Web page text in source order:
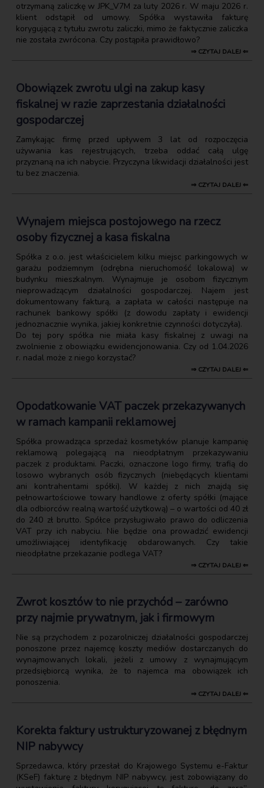
otrzymaną zaliczkę w JPK_V7M za luty 2026 r. W maju 2026 r.
klient odstąpił od umowy. Spółka wystawiła fakturę
korygującą z tytułu zwrotu zaliczki, mimo że faktycznie zaliczka
nie została zwrócona. Czy postąpiła prawidłowo?
⇒ CZYTAJ DALEJ ⇐
Obowiązek zwrotu ulgi na zakup kasy
fiskalnej w razie zaprzestania działalności
gospodarczej
Zamykając firmę przed upływem 3 lat od rozpoczęcia
używania kas rejestrujących, trzeba oddać całą ulgę
przyznaną na ich nabycie. Przyczyna likwidacji działalności jest
tu bez znaczenia.
⇒ CZYTAJ DALEJ ⇐
Wynajem miejsca postojowego na rzecz
osoby fizycznej a kasa fiskalna
Spółka z o.o. jest właścicielem kilku miejsc parkingowych w
garażu podziemnym (odrębna nieruchomość lokalowa) w
budynku mieszkalnym. Wynajmuje je osobom fizycznym
nieprowadzącym działalności gospodarczej. Najem jest
dokumentowany fakturą, a zapłata w całości następuje na
rachunek bankowy spółki (z dowodu zapłaty i ewidencji
jednoznacznie wynika, jakiej konkretnie czynności dotyczyła).
Do tej pory spółka nie miała kasy fiskalnej z uwagi na
zwolnienie z obowiązku ewidencjonowania. Czy od 1.04.2026
r. nadal może z niego korzystać?
⇒ CZYTAJ DALEJ ⇐
Opodatkowanie VAT paczek przekazywanych
w ramach kampanii reklamowej
Spółka prowadząca sprzedaż kosmetyków planuje kampanię
reklamową polegającą na nieodpłatnym przekazywaniu
paczek z produktami. Paczki, oznaczone logo firmy, trafią do
losowo wybranych osób fizycznych (niebędących klientami
ani kontrahentami spółki). W każdej z nich znajdą się
pełnowartościowe towary handlowe z oferty spółki (mające
dla odbiorców realną wartość użytkową) – o wartości od 40 zł
do 240 zł brutto. Spółce przysługiwało prawo do odliczenia
VAT przy ich nabyciu. Nie będzie ona prowadzić ewidencji
umożliwiającej identyfikację obdarowanych. Czy takie
nieodpłatne przekazanie podlega VAT?
⇒ CZYTAJ DALEJ ⇐
Zwrot kosztów to nie przychód – zarówno
przy najmie prywatnym, jak i firmowym
Nie są przychodem z pozarolniczej działalności gospodarczej
ponoszone przez najemcę koszty mediów dostarczanych do
wynajmowanych lokali, jeżeli z umowy z wynajmującym
przedsiębiorcą wynika, że to najemca ma obowiązek ich
ponoszenia.
⇒ CZYTAJ DALEJ ⇐
Korekta faktury ustrukturyzowanej z błędnym
NIP nabywcy
Sprzedawca, który przesłał do Krajowego Systemu e-Faktur
(KSeF) fakturę z błędnym NIP nabywcy, jest zobowiązany do